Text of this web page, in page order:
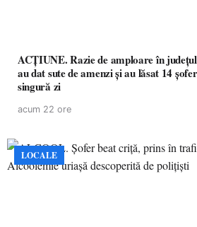
ACȚIUNE. Razie de amploare în
au dat sute de amenzi și au lăsat 14
singură zi
acum 22 ore
LOCALE